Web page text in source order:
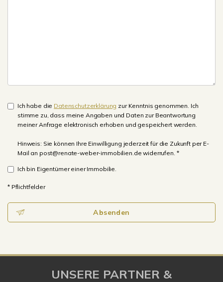
Ich habe die Datenschutzerklärung zur Kenntnis genommen. Ich
stimme zu, dass meine Angaben und Daten zur Beantwortung
meiner Anfrage elektronisch erhoben und gespeichert werden.
Hinweis: Sie können Ihre Einwilligung jederzeit für die Zukunft per E-
Mail an post@renate-weber-immobilien.de widerrufen. *
Ich bin Eigentümer einer Immobilie.
* Pflichtfelder
Absenden
UNSERE PARTNER &